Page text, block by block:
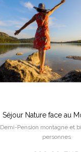
Séjour Nature face au
Demi-Pension montagne et
personnes